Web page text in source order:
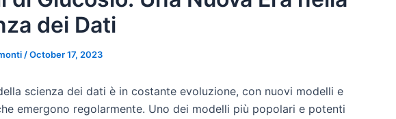
dei Dati
/October 17, 2023
scienza dei dati è in costante evoluzione, con nuovi modelli e
emergono regolarmente. Uno dei modelli più popolari e potenti